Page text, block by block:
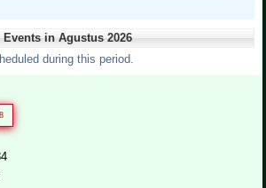
Events in Agustus 2026
during this period.
8